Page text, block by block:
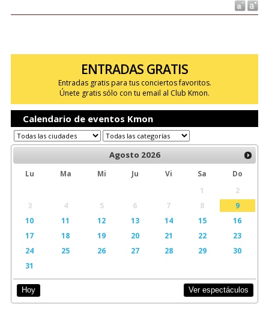
ENTRADAS GRATIS
Entradas gratis para tus conciertos favoritos.
Únete gratis sólo con tu email al Club Kmon.
Calendario de eventos Kmon
Agosto 2026
Lu Ma Mi Ju Vi Sa
Do
1
2
3
4 5 6 7 8
9
10
11 12 13 14 15
16
17
18 19 20 21 22
23
24
25 26 27 28 29
30
31
Hoy Ver espectáculos